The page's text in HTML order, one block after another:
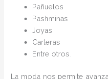
Pañuelos
Pashminas
Joyas
Carteras
Entre otros.
La moda nos permite